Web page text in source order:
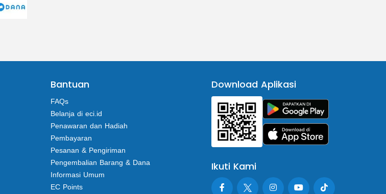
Bantuan
FAQs
Belanja di eci.id
Penawaran dan Hadiah
Pembayaran
Pesanan & Pengiriman
Pengembalian Barang & Dana
Informasi Umum
EC Points
Download Aplikasi
Ikuti Kami